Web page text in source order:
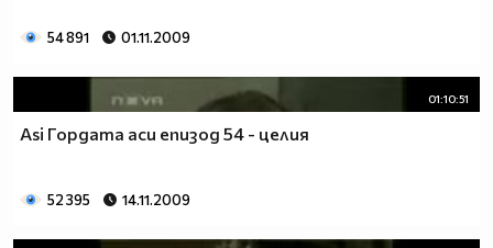
54 891 01.11.2009
01:10:51
Asi Гордата аси епизод 54 - целия
52 395 14.11.2009